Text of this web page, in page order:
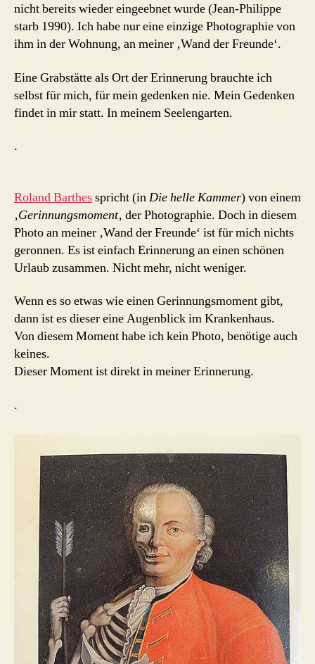
nicht bereits wieder eingeebnet wurde (Jean-Philippe
starb 1990). Ich habe nur eine einzige Photographie von
ihm in der Wohnung, an meiner ‚Wand der Freunde‘.
Eine Grabstätte als Ort der Erinnerung brauchte ich
selbst für mich, für mein gedenken nie. Mein Gedenken
findet in mir statt. In meinem Seelengarten.
.
Roland Barthesspricht (inDie helle Kammer) von einem
‚Gerinnungsmoment‚ der Photographie. Doch in diesem
Photo an meiner ‚Wand der Freunde‘ ist für mich nichts
geronnen. Es ist einfach Erinnerung an einen schönen
Urlaub zusammen. Nicht mehr, nicht weniger.
Wenn es so etwas wie einen Gerinnungsmoment gibt,
dann ist es dieser eine Augenblick im Krankenhaus.
Von diesem Moment habe ich kein Photo, benötige auch
keines.
Dieser Moment ist direkt in meiner Erinnerung.
.